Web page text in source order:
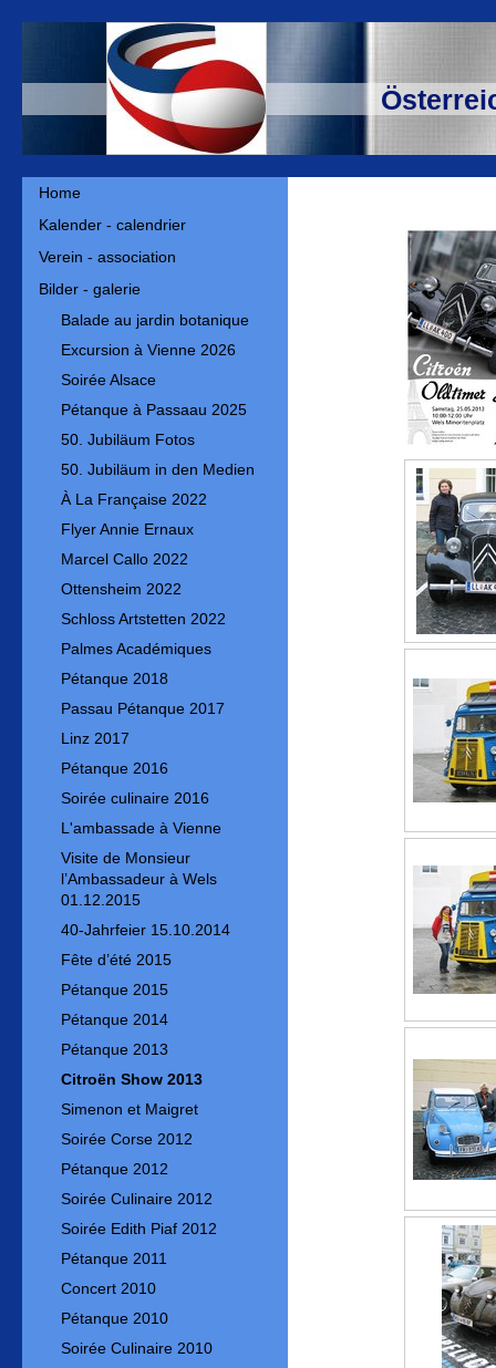
Home
Kalender - calendrier
Verein - association
Bilder - galerie
Balade au jardin botanique
Excursion à Vienne 2026
Soirée Alsace
Pétanque à Passaau 2025
50. Jubiläum Fotos
50. Jubiläum in den Medien
À La Française 2022
Flyer Annie Ernaux
Marcel Callo 2022
Ottensheim 2022
Schloss Artstetten 2022
Palmes Académiques
Pétanque 2018
Passau Pétanque 2017
Linz 2017
Pétanque 2016
Soirée culinaire 2016
L'ambassade à Vienne
Visite de Monsieur
l’Ambassadeur à Wels
01.12.2015
40-Jahrfeier 15.10.2014
Fête d’été 2015
Pétanque 2015
Pétanque 2014
Pétanque 2013
Citroën Show 2013
Simenon et Maigret
Soirée Corse 2012
Pétanque 2012
Soirée Culinaire 2012
Soirée Edith Piaf 2012
Pétanque 2011
Concert 2010
Pétanque 2010
Soirée Culinaire 2010